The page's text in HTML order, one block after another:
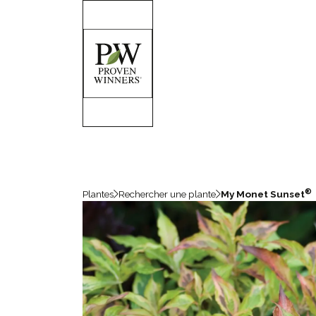
Plantes Rechercher une plante My Monet Sunset®